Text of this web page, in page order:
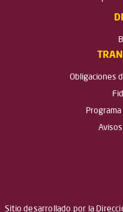
Obligaciones
Sitio desarrollado por la